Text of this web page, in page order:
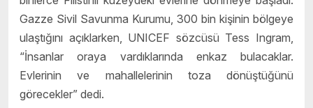
Gazze Sivil Savunma Kurumu, 300 bin kişinin bölgeye
ulaştığını açıklarken, UNICEF sözcüsü Tess Ingram,
“İnsanlar oraya vardıklarında enkaz bulacaklar.
Evlerinin ve mahallelerinin toza dönüştüğünü
görecekler” dedi.